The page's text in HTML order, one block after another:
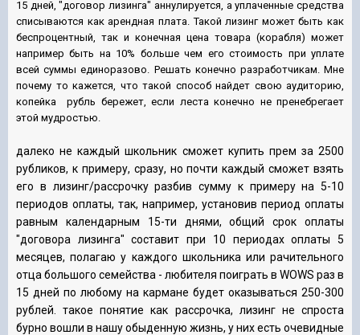
15 дней, "договор лизинга" аннулируется, а уплаченные средства
списываются как арендная плата. Такой лизинг может быть как
беспроцентный, так и конечная цена товара (корабля) может
например быть на 10% больше чем его стоимость при уплате
всей суммы единоразово. Решать конечно разработчикам. Мне
почему то кажется, что такой способ найдет свою аудиторию,
копейка рубль бережет, если леста конечно не пренебрегает
этой мудростью.
далеко не каждый школьник сможет купить прем за 2500
рубликов, к примеру, сразу, но почти каждый сможет взять
его в лизинг/рассрочку разбив сумму к примеру на 5-10
периодов оплаты, так, например, установив период оплаты
равным календарным 15-ти днями, общий срок оплаты
"договора лизинга" составит при 10 периодах оплаты 5
месяцев, полагаю у каждого школьника или рачительного
отца большого семейства - любителя поиграть в WOWS раз в
15 дней по любому на кармане будет оказываться 250-300
рублей. такое понятие как рассрочка, лизинг не спроста
бурно вошли в нашу обыденную жизнь, у них есть очевидные